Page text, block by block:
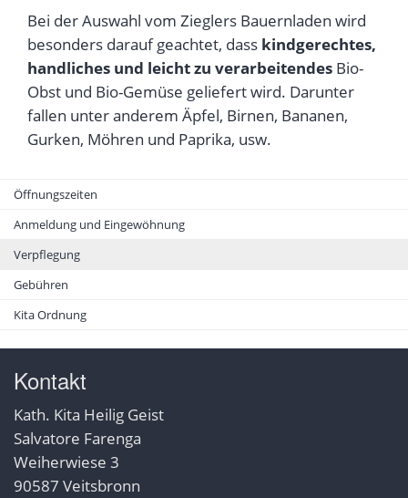
Bei der Auswahl vom Zieglers Bauernladen wird
besonders darauf geachtet, dass kindgerechtes,
handliches und leicht zu verarbeitendes Bio-
Obst und Bio-Gemüse geliefert wird. Darunter
fallen unter anderem Äpfel, Birnen, Bananen,
Gurken, Möhren und Paprika, usw.
Öffnungszeiten
Anmeldung und Eingewöhnung
Verpflegung
Gebühren
Kita Ordnung
Kontakt
Kath. Kita Heilig Geist
Salvatore Farenga
Weiherwiese 3
90587 Veitsbronn